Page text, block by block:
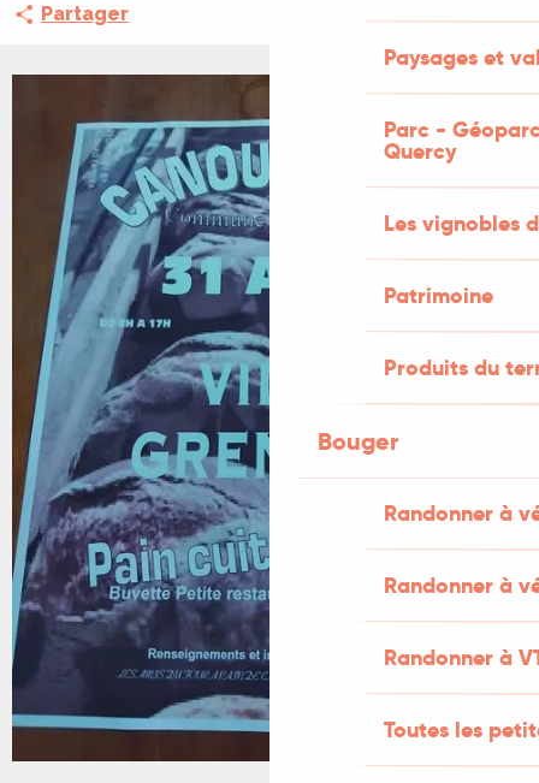
Paysages et
Parc -
Quercy
Les vignobles
Patrimoine
Produits du
Bouger
Randonner à
Randonner à
Randonner à
Toutes les
Partager